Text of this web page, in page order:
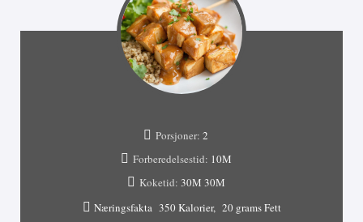
Porsjoner: 2
Forberedelsestid: 10М
Koketid: 30М 30М
Næringsfakta 350 Kalorier 20 grams Fett